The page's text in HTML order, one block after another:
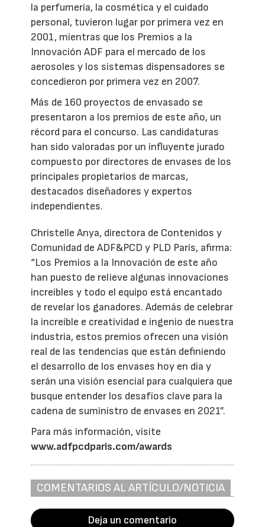
la perfumería, la cosmética y el cuidado
personal, tuvieron lugar por primera vez en
2001, mientras que los Premios a la
Innovación ADF para el mercado de los
aerosoles y los sistemas dispensadores se
concedieron por primera vez en 2007.
Más de 160 proyectos de envasado se
presentaron a los premios de este año, un
récord para el concurso. Las candidaturas
han sido valoradas por un influyente jurado
compuesto por directores de envases de los
principales propietarios de marcas,
destacados diseñadores y expertos
independientes.
Christelle Anya, directora de Contenidos y
Comunidad de ADF&PCD y PLD París, afirma:
“Los Premios a la Innovación de este año
han puesto de relieve algunas innovaciones
increíbles y todo el equipo está encantado
de revelar los ganadores. Además de celebrar
la increíble e creatividad e ingenio de nuestra
industria, estos premios ofrecen una visión
real de las tendencias que están definiendo
el desarrollo de los envases hoy en día y
serán una visión esencial para cualquiera que
busque entender los desafíos clave para la
cadena de suministro de envases en 2021”.
Para más información, visite
www.adfpcdparis.com/awards
COMENTARIOS AL ARTÍCULO/NOTICIA
Deja un comentario